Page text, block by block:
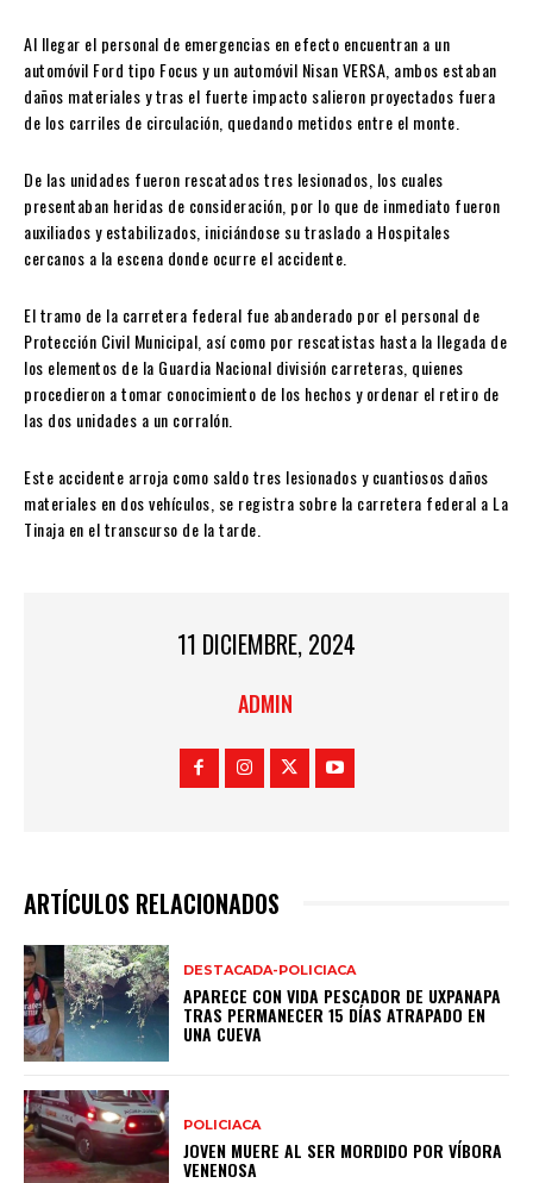
Al llegar el personal de emergencias en efecto encuentran a un
automóvil Ford tipo Focus y un automóvil Nisan VERSA, ambos estaban
daños materiales y tras el fuerte impacto salieron proyectados fuera
de los carriles de circulación, quedando metidos entre el monte.
De las unidades fueron rescatados tres lesionados, los cuales
presentaban heridas de consideración, por lo que de inmediato fueron
auxiliados y estabilizados, iniciándose su traslado a Hospitales
cercanos a la escena donde ocurre el accidente.
El tramo de la carretera federal fue abanderado por el personal de
Protección Civil Municipal, así como por rescatistas hasta la llegada de
los elementos de la Guardia Nacional división carreteras, quienes
procedieron a tomar conocimiento de los hechos y ordenar el retiro de
las dos unidades a un corralón.
Este accidente arroja como saldo tres lesionados y cuantiosos daños
materiales en dos vehículos, se registra sobre la carretera federal a La
Tinaja en el transcurso de la tarde.
11 DICIEMBRE, 2024
ADMIN
ARTÍCULOS RELACIONADOS
DESTACADA-POLICIACA
APARECE CON VIDA PESCADOR DE UXPANAPA
TRAS PERMANECER 15 DÍAS ATRAPADO EN
UNA CUEVA
POLICIACA
JOVEN MUERE AL SER MORDIDO POR VÍBORA
VENENOSA